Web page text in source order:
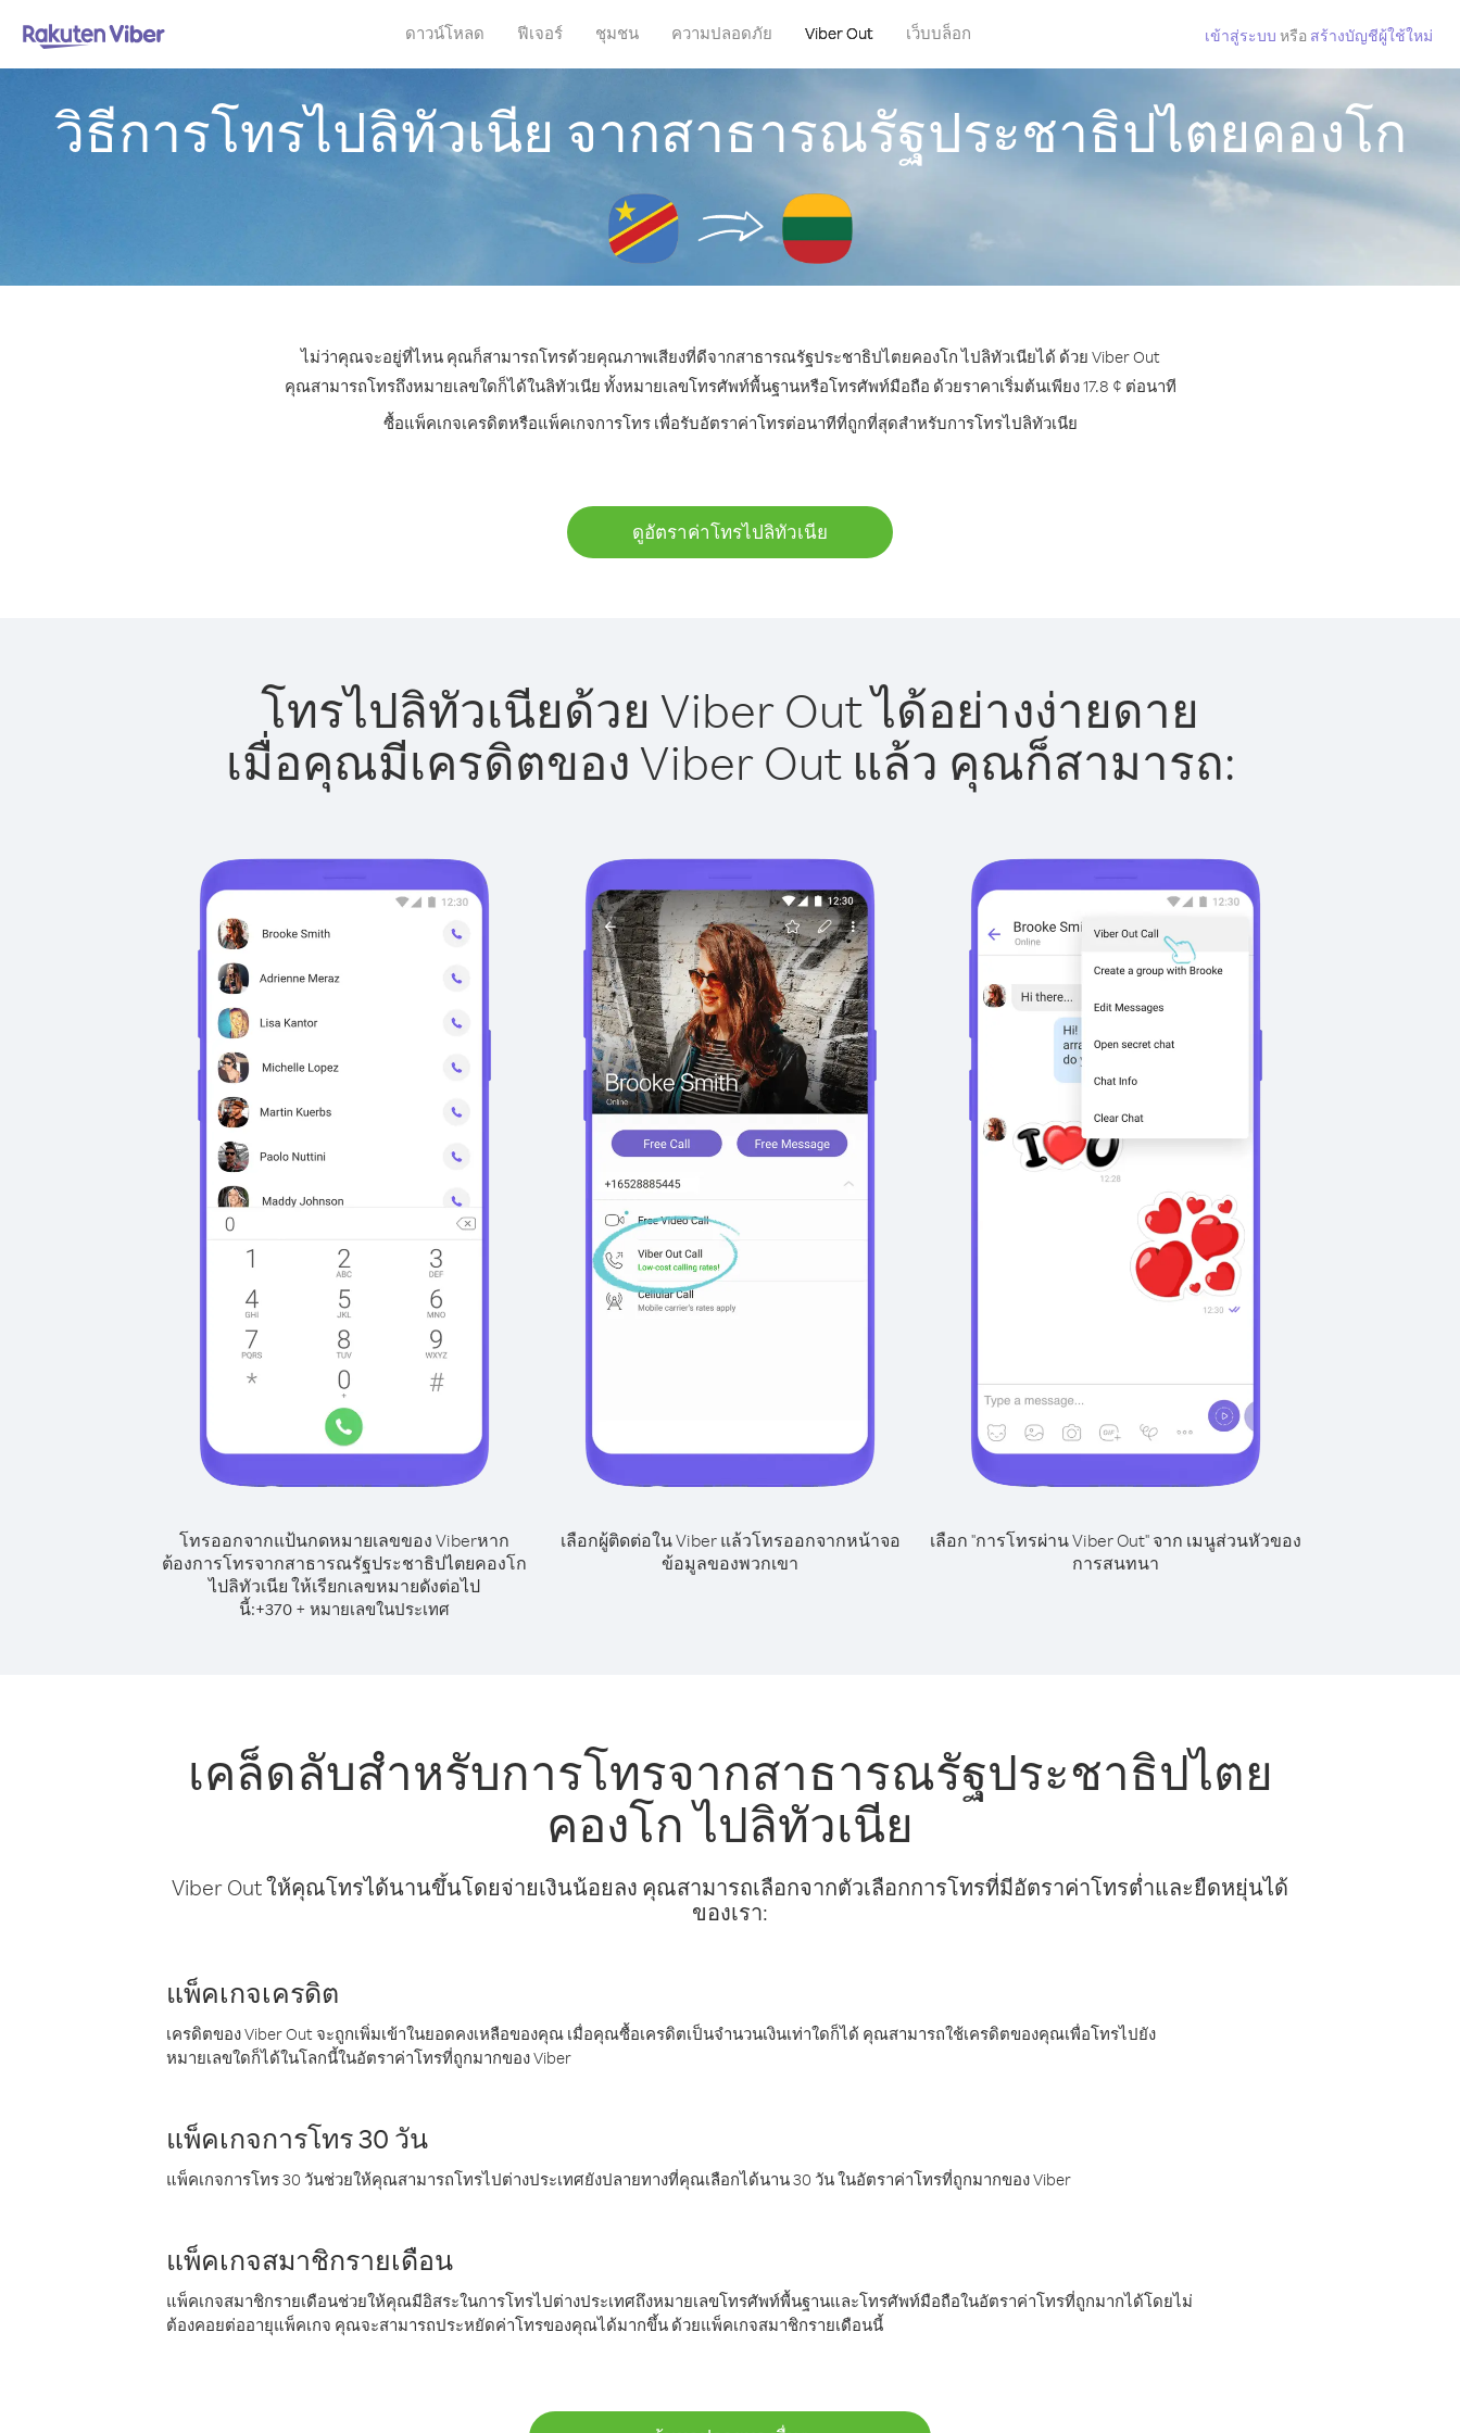
ดาวน์โหลด ฟีเจอร์ ชุมชน ความปลอดภัย Viber Out เว็บบล็อก เข้าสู่ระบบ หรือ สร้างบัญชีผู้ใช้ใหม่
วิธีการโทรไปลิทัวเนีย จากสาธารณรัฐประชาธิปไตยคองโก
ไม่ว่าคุณจะอยู่ที่ไหน คุณก็สามารถโทรด้วยคุณภาพเสียงที่ดีจากสาธารณรัฐประชาธิปไตยคองโก ไปลิทัวเนียได้ ด้วย Viber Out
คุณสามารถโทรถึงหมายเลขใดก็ได้ในลิทัวเนีย ทั้งหมายเลขโทรศัพท์พื้นฐานหรือโทรศัพท์มือถือ ด้วยราคาเริ่มต้นเพียง 17.8 ¢ ต่อนาที
ซื้อแพ็คเกจเครดิตหรือแพ็คเกจการโทร เพื่อรับอัตราค่าโทรต่อนาทีที่ถูกที่สุดสำหรับการโทรไปลิทัวเนีย
ดูอัตราค่าโทรไปลิทัวเนีย
โทรไปลิทัวเนียด้วย Viber Out ได้อย่างง่ายดาย
เมื่อคุณมีเครดิตของ Viber Out แล้ว คุณก็สามารถ:
โทรออกจากแป้นกดหมายเลขของ Viberหาก
ต้องการโทรจากสาธารณรัฐประชาธิปไตยคองโก
ไปลิทัวเนีย ให้เรียกเลขหมายดังต่อไป
นี้:+370 + หมายเลขในประเทศ
เลือกผู้ติดต่อใน Viber แล้วโทรออกจากหน้าจอ
ข้อมูลของพวกเขา
เลือก "การโทรผ่าน Viber Out" จาก เมนูส่วนหัวของ
การสนทนา
เคล็ดลับสำหรับการโทรจากสาธารณรัฐประชาธิปไตย
คองโก ไปลิทัวเนีย
Viber Out ให้คุณโทรได้นานขึ้นโดยจ่ายเงินน้อยลง คุณสามารถเลือกจากตัวเลือกการโทรที่มีอัตราค่าโทรต่ำและยืดหยุ่นได้
ของเรา:
แพ็คเกจเครดิต
เครดิตของ Viber Out จะถูกเพิ่มเข้าในยอดคงเหลือของคุณ เมื่อคุณซื้อเครดิตเป็นจำนวนเงินเท่าใดก็ได้ คุณสามารถใช้เครดิตของคุณเพื่อโทรไปยัง
หมายเลขใดก็ได้ในโลกนี้ในอัตราค่าโทรที่ถูกมากของ Viber
แพ็คเกจการโทร 30 วัน
แพ็คเกจการโทร 30 วันช่วยให้คุณสามารถโทรไปต่างประเทศยังปลายทางที่คุณเลือกได้นาน 30 วัน ในอัตราค่าโทรที่ถูกมากของ Viber
แพ็คเกจสมาชิกรายเดือน
แพ็คเกจสมาชิกรายเดือนช่วยให้คุณมีอิสระในการโทรไปต่างประเทศถึงหมายเลขโทรศัพท์พื้นฐานและโทรศัพท์มือถือในอัตราค่าโทรที่ถูกมากได้โดยไม่
ต้องคอยต่ออายุแพ็คเกจ คุณจะสามารถประหยัดค่าโทรของคุณได้มากขึ้น ด้วยแพ็คเกจสมาชิกรายเดือนนี้